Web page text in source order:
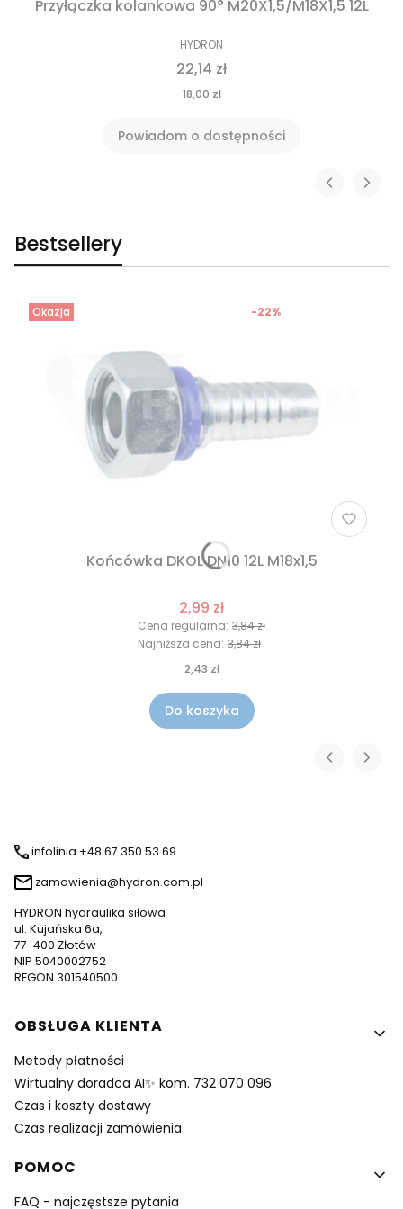
Przyłączka kolankowa 90° M20X1,5/M18X1,5 12L
HYDRON
22,14 zł
18,00 zł
Powiadom o dostępności
Bestsellery
Okazja
Końcówka DKOL DN10 12L M18x1,5
2,99 zł
Cena regularna: 3,84 zł
-22%
Najniższa cena: 3,84 zł
2,43 zł
Do koszyka
infolinia +48 67 350 53 69
zamowienia@hydron.com.pl
HYDRON hydraulika siłowa
ul. Kujańska 6a,
77-400 Złotów
NIP 5040002752
REGON 301540500
Linki w stopce
OBSŁUGA KLIENTA
Metody płatności
Wirtualny doradca AI✨ kom. 732 070 096
Czas i koszty dostawy
Czas realizacji zamówienia
POMOC
FAQ - najczęstsze pytania